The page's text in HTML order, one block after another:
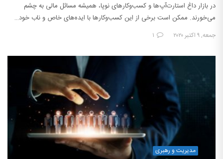
در بازار داغ استارت‌آپ‌ها و کسب‌وکارهای نوپا، همیشه مسائل مالی به چشم
می‌خورند. ممکن است برخی از این کسب‌وکارها با ایده‌های خاص و ناب خود…
جمعه, ۹ اکتبر ۲۰۲۰ ۱
مدیریت و رهبری